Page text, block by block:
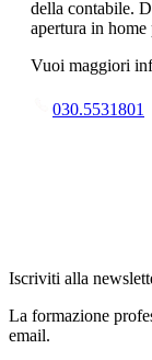
della contabile.
apertura in home
Vuoi maggiori
030.5531801
Iscriviti alla
La formazione
email.